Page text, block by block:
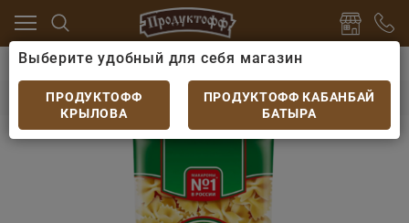
Макароны, паста
Макароны Макфа
Макароны Макфа Бантики 400гр
Выберите удобный для себя магазин
ПРОДУКТОФФ
КРЫЛОВА
ПРОДУКТОФФ КАБАНБАЙ
БАТЫРА